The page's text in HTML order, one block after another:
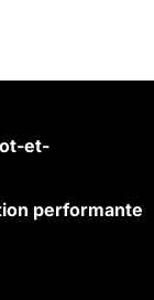
et-
performante